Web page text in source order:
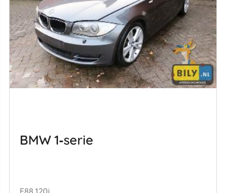
BMW 1‑serie